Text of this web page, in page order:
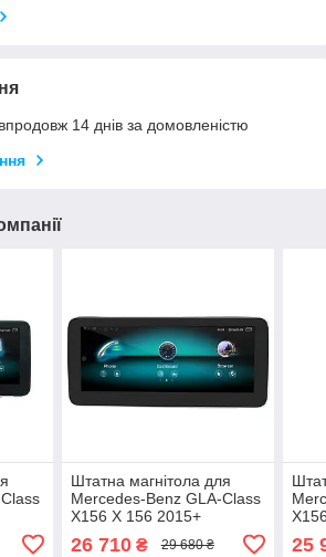
14 днів за домовленістю
Штатна магнітола для
Mercedes-Benz GLA-Class
X156 X 156 2015+
(NTG4.5/4.7) на Android
26 710₴ 29 680 ₴ 25